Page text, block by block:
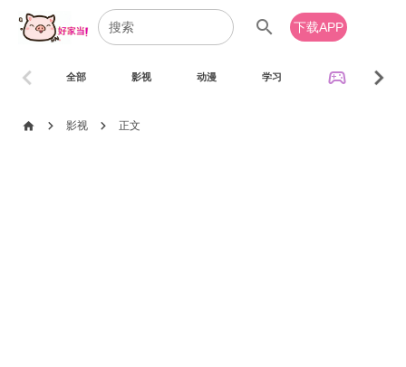
search 下载APP
全部 影视 动漫 学习 sports_esports
chevron_left chevron_right
home chevron_right 影视 chevron_right 正文